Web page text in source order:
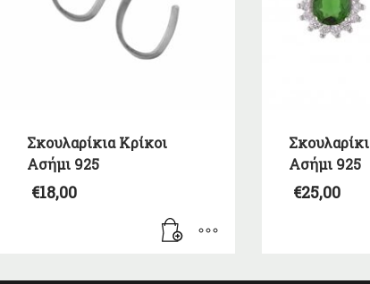
Σκουλαρίκια Κρίκοι
Ασήμι 925
€18,00
Ασήμι 925
€25,00